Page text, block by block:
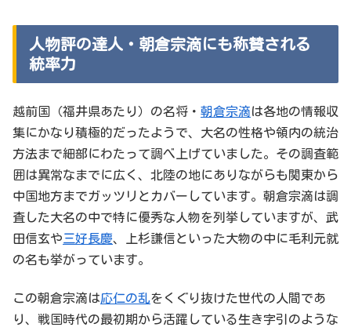
人物評の達人・朝倉宗滴にも称賛される
統率力
越前国（福井県あたり）の名将・ 朝倉宗滴は各地の情報収
集にかなり積極的だったようで、大名の性格や領内の統治
方法まで細部にわたって調べ上げていました。その調査範
囲は異常なまでに広く、北陸の地にありながらも関東から
中国地方までガッツリとカバーしています。朝倉宗滴は調
査した大名の中で特に優秀な人物を列挙していますが、武
田信玄や三好長慶、上杉謙信といった大物の中に毛利元就
の名も挙がっています。
この朝倉宗滴は応仁の乱をくぐり抜けた世代の人間であ
り、戦国時代の最初期から活躍している生き字引のような